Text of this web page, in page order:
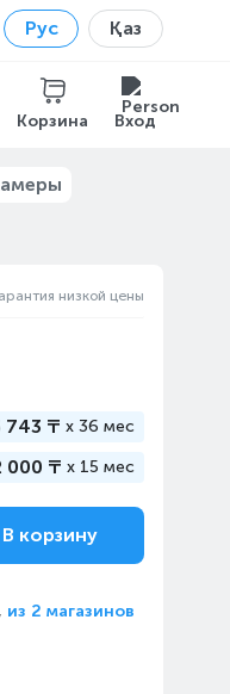
Рус Қаз
Корзина Вход
низкой цены
743 ₸ x 36 мес
000 ₸ x 15 мес
В корзину
из 2 магазинов